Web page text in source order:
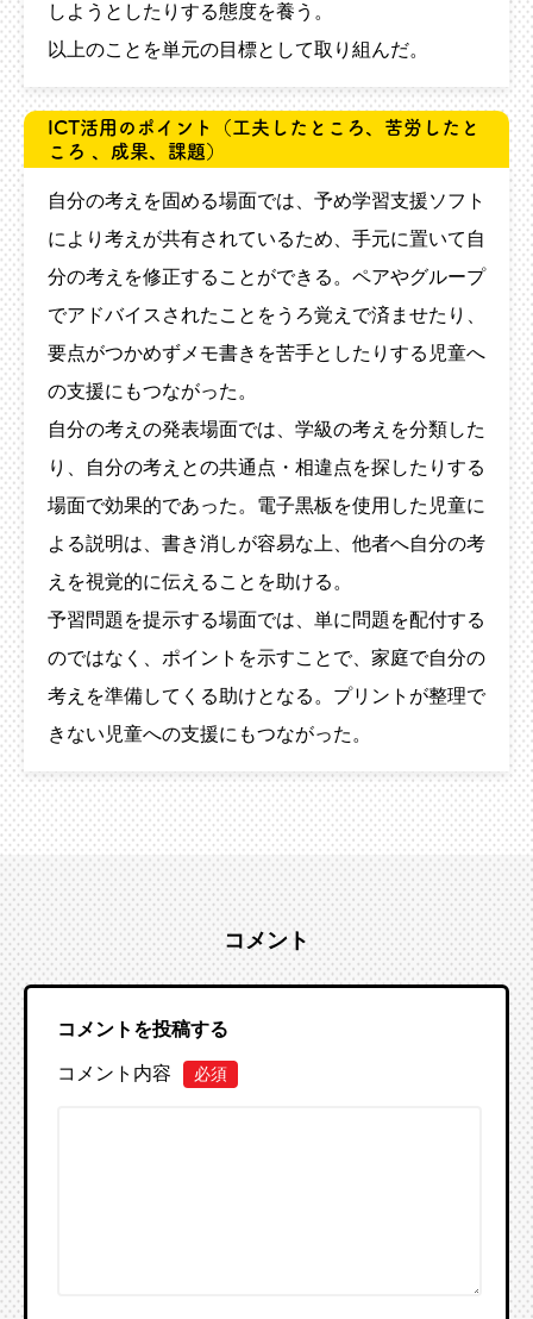
しようとしたりする態度を養う。
以上のことを単元の目標として取り組んだ。
ICT活用のポイント
（工夫したところ、苦労したと
ころ 、成果、課題）
自分の考えを固める場面では、予め学習支援ソフト
により考えが共有されているため、手元に置いて自
分の考えを修正することができる。ペアやグループ
でアドバイスされたことをうろ覚えで済ませたり、
要点がつかめずメモ書きを苦手としたりする児童へ
の支援にもつながった。
自分の考えの発表場面では、学級の考えを分類した
り、自分の考えとの共通点・相違点を探したりする
場面で効果的であった。電子黒板を使用した児童に
よる説明は、書き消しが容易な上、他者へ自分の考
えを視覚的に伝えることを助ける。
予習問題を提示する場面では、単に問題を配付する
のではなく、ポイントを示すことで、家庭で自分の
考えを準備してくる助けとなる。プリントが整理で
きない児童への支援にもつながった。
コメント
コメントを投稿する
コメント内容 必須